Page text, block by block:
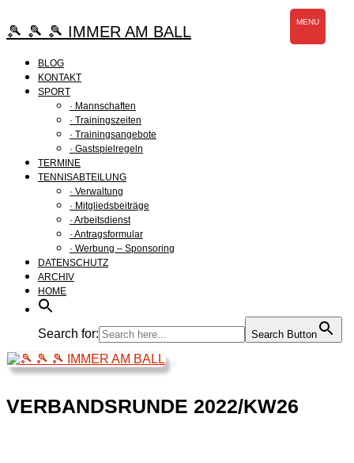
Inhalt
springen
🎾 🎾 🎾 IMMER AM BALL
BLOG
KONTAKT
SPORT
· Mannschaften
· Trainingszeiten
· Trainingsangebote
· Gastspielregeln
TERMINE
TENNISABTEILUNG
· Verwaltung
· Mitgliedsbeiträge
· Arbeitsdienst
· Antragsformular
· Werbung – Sponsoring
DATENSCHUTZ
ARCHIV
HOME
Search for: Search Button
VERBANDSRUNDE 2022/KW26
MENU